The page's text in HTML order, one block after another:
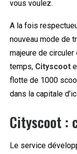
vous voulez.
A la fois
nouveau mode de
majeure de circuler
temps, Cityscoot
flotte de 1000
dans la capitale
Cityscoot :
Le service